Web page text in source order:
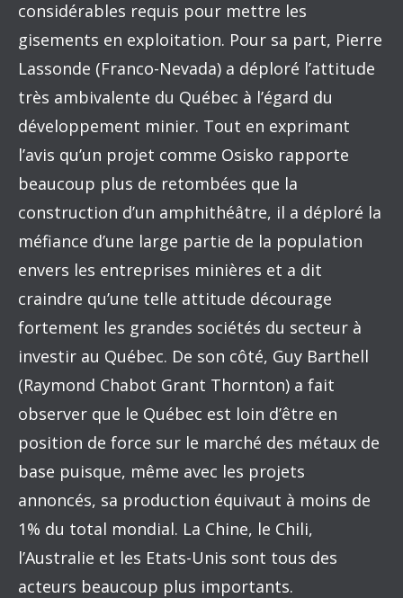
considérables requis pour mettre les
gisements en exploitation. Pour sa part, Pierre
Lassonde (Franco-Nevada) a déploré l’attitude
très ambivalente du Québec à l’égard du
développement minier. Tout en exprimant
l’avis qu’un projet comme Osisko rapporte
beaucoup plus de retombées que la
construction d’un amphithéâtre, il a déploré la
méfiance d’une large partie de la population
envers les entreprises minières et a dit
craindre qu’une telle attitude décourage
fortement les grandes sociétés du secteur à
investir au Québec. De son côté, Guy Barthell
(Raymond Chabot Grant Thornton) a fait
observer que le Québec est loin d’être en
position de force sur le marché des métaux de
base puisque, même avec les projets
annoncés, sa production équivaut à moins de
1% du total mondial. La Chine, le Chili,
l’Australie et les Etats-Unis sont tous des
acteurs beaucoup plus importants.